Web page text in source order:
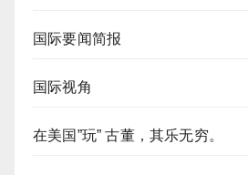
国际要闻简报
国际视角
在美国”玩” 古董，其乐无穷。